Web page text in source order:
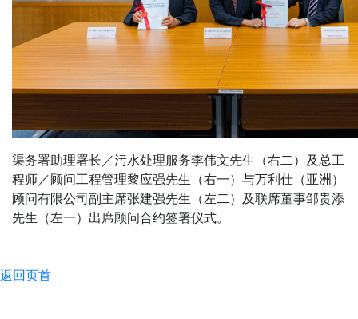
渠务署助理署长／污水处理服务李伟文先生（右二）及总工
程师／顾问工程管理黎应强先生（右一）与万利仕（亚洲）
顾问有限公司副主席张建强先生（左二）及联席董事邹贵添
先生（左一）出席顾问合约签署仪式。
返回页首